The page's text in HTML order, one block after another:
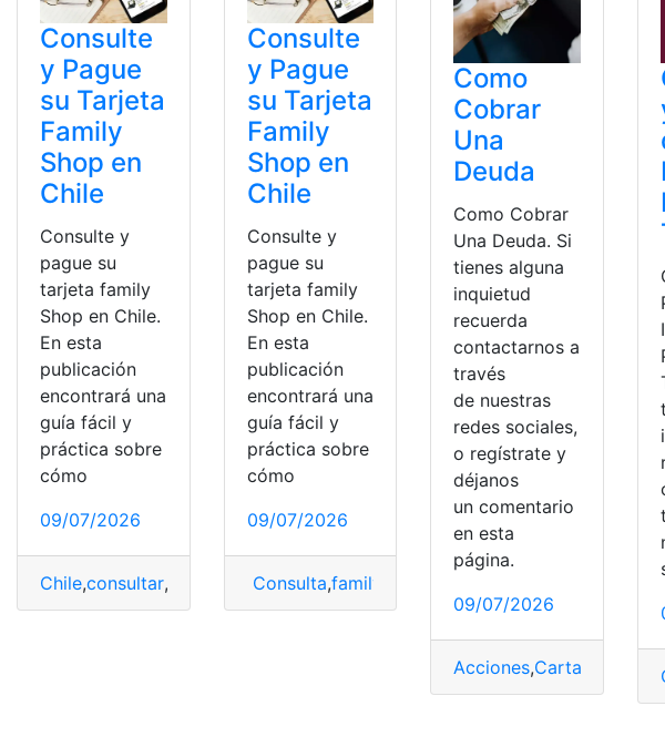
Consulte
y Pague
su Tarjeta
Family
Shop en
Chile
Consulte y
pague su
tarjeta family
Shop en Chile.
En esta
publicación
encontrará una
guía fácil y
práctica sobre
cómo
09/07/2026
Chile,consultar, Pagar,tarjeta
Consulte
y Pague
su Tarjeta
Family
Shop en
Chile
Consulte y
pague su
tarjeta family
Shop en Chile.
En esta
publicación
encontrará una
guía fácil y
práctica sobre
cómo
09/07/2026
Consulta,family
Como
Cobrar
Una
Deuda
Como Cobrar
Una Deuda. Si
tienes alguna
inquietud
recuerda
contactarnos a
través
de nuestras
redes sociales,
o regístrate y
déjanos
un comentario
en esta
página.
09/07/2026
Acciones,Carta